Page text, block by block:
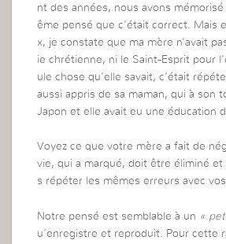
nt des années, nous avons
ême pensé que c’était correct. Mais
x, je constate que ma mère n’avait
ie chrétienne, ni le Saint-Esprit pour
ule chose qu’elle savait, c’était
aussi appris de sa maman, qui à son
Japon et elle avait eu une éducation
Voyez ce que votre mère a fait de
vie, qui a marqué, doit être éliminé et
s répéter les mêmes erreurs avec
Notre pensé est semblable à un «
u’enregistre et reproduit. Pour cette